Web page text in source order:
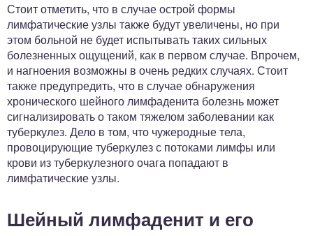
Стоит отметить, что в случае острой формы
лимфатические узлы также будут увеличены, но при
этом больной не будет испытывать таких сильных
болезненных ощущений, как в первом случае. Впрочем,
и нагноения возможны в очень редких случаях. Стоит
также предупредить, что в случае обнаружения
хронического шейного лимфаденита болезнь может
сигнализировать о таком тяжелом заболевании как
туберкулез. Дело в том, что чужеродные тела,
провоцирующие туберкулез с потоками лимфы или
крови из туберкулезного очага попадают в
лимфатические узлы.
Шейный лимфаденит и его